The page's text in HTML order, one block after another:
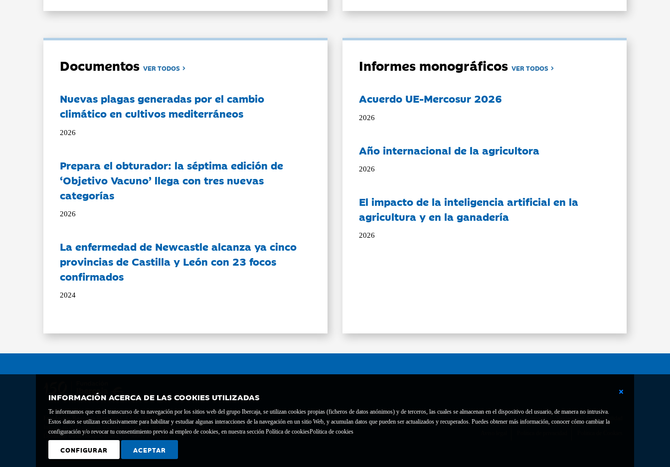
INFORMACIÓN ACERCA DE LAS COOKIES UTILIZADAS
Te informamos que en el transcurso de tu navegación por los sitios web del grupo Ibercaja, se utilizan cookies propias (ficheros de datos anónimos) y de terceros, las cuales se almacenan en el dispositivo del usuario, de manera no intrusiva.
Estos datos se utilizan exclusivamente para habilitar y estudiar algunas interacciones de la navegación en un sitio Web, y acumulan datos que pueden ser actualizados y recuperados. Puedes obtener más información, conocer cómo cambiar la
configuración y/o revocar tu consentimiento previo al empleo de cookies, en nuestra sección Política de cookiesPolítica de cookies
CONFIGURAR ACEPTAR
DocumentosVER TODOS
Nuevas plagas generadas por el cambio
climático en cultivos mediterráneos
2026
Prepara el obturador: la séptima edición de
‘Objetivo Vacuno’ llega con tres nuevas
categorías
2026
La enfermedad de Newcastle alcanza ya cinco
provincias de Castilla y León con 23 focos
confirmados
2024
Informes monográficosVER TODOS
Acuerdo UE-Mercosur 2026
2026
Año internacional de la agricultora
2026
El impacto de la inteligencia artificial en la
agricultura y en la ganadería
2026
Fundación Bancaria Ibercaja C.I.F. G-50000652.
Inscrita en el Registro de Fundaciones del Mº de Educación, Cultura y Deporte con el nº 1689.
Domicilio social: Joaquín Costa, 13. 50001 Zaragoza.
Contacto Declaración de accesibilidad